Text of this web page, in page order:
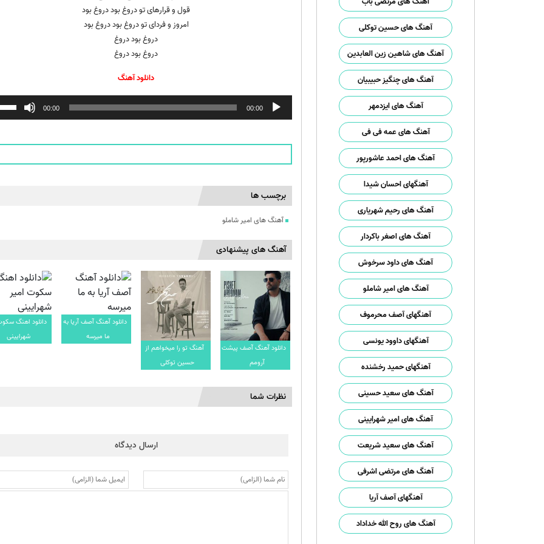
آهنگ های حسین توکلی
آهنگ های شاهین زین العابدین
آهنگ های چنگیز حبیبیان
آهنگ های ایزدمهر
آهنگ های عمه فی فی
آهنگ های احمد عاشورپور
آهنگهای احسان شیدا
آهنگ های رحیم شهریاری
آهنگ های اصغر باکردار
آهنگ های داود سرخوش
آهنگ های امیر شاملو
آهنگهای آصف محرموف
آهنگهای داوود یونسی
آهنگهای حمید رخشنده
آهنگ های سعید حسینی
آهنگ های امیر شهرایینی
آهنگ های سعید شریعت
آهنگ های مرتضی اشرفی
آهنگهای آصف آریا
آهنگ های روح الله خداداد
قول و قرارهای تو دروغ بود دروغ بود
امروز و فردای تو دروغ بود دروغ بود
دروغ بود دروغ
دروغ بود دروغ
دانلود آهنگ
پخش‌کننده
صوت
00:00
00:00
برچسب ها
آهنگ های امیر شاملو
آهنگ های پیشنهادی
دانلود آهنگ آصف پیشت
آرومم
آهنگ تو را میخواهم از
حسین توکلی
دانلود آهنگ آصف آریا به
ما میرسه
دانلود اهنگ
شهرایینی
نظرات شما
ارسال دیدگاه